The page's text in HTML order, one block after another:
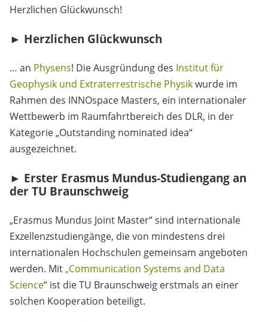
Herzlichen Glückwunsch!
► Herzlichen Glückwunsch
… an Physens! Die Ausgründung des Institut für
Geophysik und Extraterrestrische Physikwurde im
Rahmen des INNOspace Masters, ein internationaler
Wettbewerb im Raumfahrtbereich des DLR, in der
Kategorie „Outstanding nominated idea“
ausgezeichnet.
► Erster Erasmus Mundus-Studiengang an
der TU Braunschweig
„Erasmus Mundus Joint Master“ sind internationale
Exzellenzstudiengänge, die von mindestens drei
internationalen Hochschulen gemeinsam angeboten
werden. Mit„Communication Systems and Data
Science“ ist die TU Braunschweig erstmals an einer
solchen Kooperation beteiligt.